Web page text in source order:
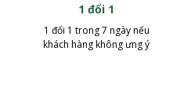
1 đổi 1
1 đổi 1 trong 7 ngày nếu
khách hàng không ưng ý